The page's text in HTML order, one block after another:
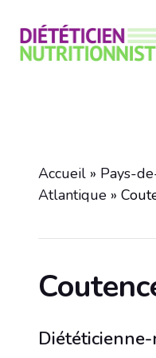
contenu
Accueil » Pays-
Atlantique »